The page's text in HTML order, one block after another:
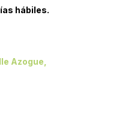
hábiles.
Azogue,